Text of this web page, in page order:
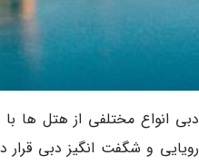
دبی انواع مختلفی از هتل ها
رویایی و شگفت انگیز دبی قرار